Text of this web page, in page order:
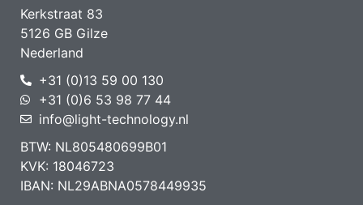
Kerkstraat 83
5126 GB Gilze
Nederland
+31 (0)13 59 00 130
+31 (0)6 53 98 77 44
info@light-technology.nl
BTW: NL805480699B01
KVK: 18046723
IBAN: NL29ABNA0578449935